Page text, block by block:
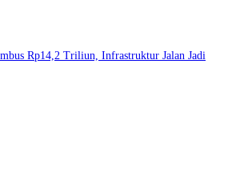
Rp14,2 Triliun, Infrastruktur Jalan Jadi